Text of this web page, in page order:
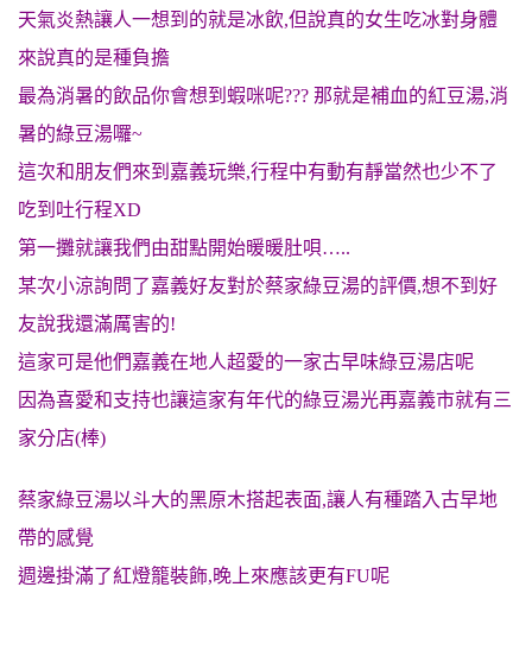
天氣炎熱讓人一想到的就是冰飲,但說真的女生吃冰對身體
來說真的是種負擔
最為消暑的飲品你會想到蝦咪呢??? 那就是補血的紅豆湯,消
暑的綠豆湯囉~
這次和朋友們來到嘉義玩樂,行程中有動有靜當然也少不了
吃到吐行程XD
第一攤就讓我們由甜點開始暖暖肚唄…..
某次小涼詢問了嘉義好友對於蔡家綠豆湯的評價,想不到好
友說我還滿厲害的!
這家可是他們嘉義在地人超愛的一家古早味綠豆湯店呢
因為喜愛和支持也讓這家有年代的綠豆湯光再嘉義市就有三
家分店(棒)
蔡家綠豆湯以斗大的黑原木搭起表面,讓人有種踏入古早地
帶的感覺
週邊掛滿了紅燈籠裝飾,晚上來應該更有FU呢